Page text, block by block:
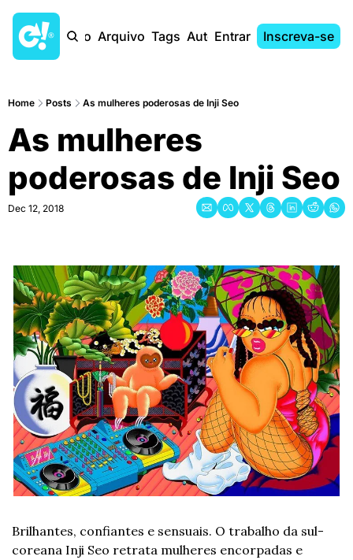
Início Arquivo Tags AutoresEntrar Inscreva-se
Home Posts As mulheres poderosas de Inji Seo
As mulheres
poderosas de Inji Seo
Dec 12, 2018
Brilhantes, confiantes e sensuais. O trabalho da sul-
coreana Inji Seo retrata mulheres encorpadas e